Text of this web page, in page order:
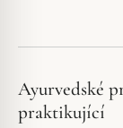
Ayurvedské
praktikující